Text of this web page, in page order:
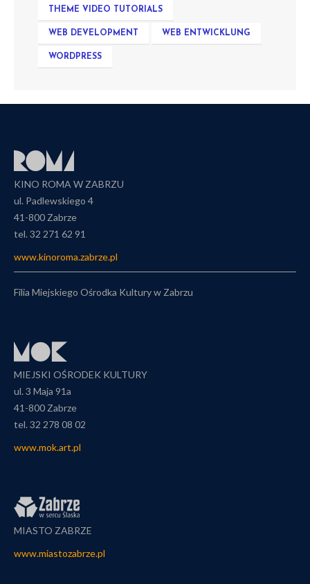
THEME VIDEO TUTORIALS
WEB DEVELOPMENT WEB ENTWICKLUNG
WORDPRESS
KINO ROMA W ZABRZU
ul. Padlewskiego 4
41-800 Zabrze
tel. 32 271 62 91
www.kinoroma.zabrze.pl
Filia Miejskiego Ośrodka Kultury w Zabrzu
MIEJSKI OŚRODEK KULTURY
ul. 3 Maja 91a
41-800 Zabrze
tel. 32 278 08 02
www.mok.art.pl
MIASTO ZABRZE
www.miastozabrze.pl